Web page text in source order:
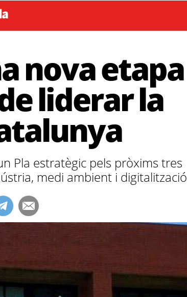
nova etapa
liderar la
Pla estratègic pels pròxims tres
medi ambient i digitalització